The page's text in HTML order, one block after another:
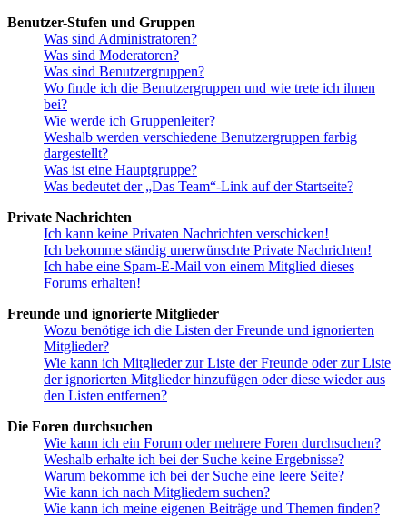
Benutzer-Stufen und Gruppen
Was sind Administratoren?
Was sind Moderatoren?
Was sind Benutzergruppen?
Wo finde ich die Benutzergruppen und wie trete ich ihnen
bei?
Wie werde ich Gruppenleiter?
Weshalb werden verschiedene Benutzergruppen farbig
dargestellt?
Was ist eine Hauptgruppe?
Was bedeutet der „Das Team“-Link auf der Startseite?
Private Nachrichten
Ich kann keine Privaten Nachrichten verschicken!
Ich bekomme ständig unerwünschte Private Nachrichten!
Ich habe eine Spam-E-Mail von einem Mitglied dieses
Forums erhalten!
Freunde und ignorierte Mitglieder
Wozu benötige ich die Listen der Freunde und ignorierten
Mitglieder?
Wie kann ich Mitglieder zur Liste der Freunde oder zur Liste
der ignorierten Mitglieder hinzufügen oder diese wieder aus
den Listen entfernen?
Die Foren durchsuchen
Wie kann ich ein Forum oder mehrere Foren durchsuchen?
Weshalb erhalte ich bei der Suche keine Ergebnisse?
Warum bekomme ich bei der Suche eine leere Seite?
Wie kann ich nach Mitgliedern suchen?
Wie kann ich meine eigenen Beiträge und Themen finden?